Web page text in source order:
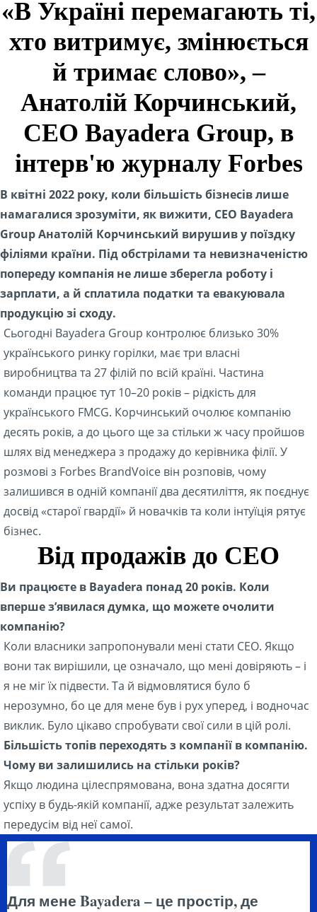
«В Україні перемагають ті,
хто витримує, змінюється
й тримає слово», –
Анатолій Корчинський,
CEO Bayadera Group, в
інтерв'ю журналу Forbes
В квітні 2022 року, коли більшість бізнесів лише
намагалися зрозуміти, як вижити, CEO Bayadera
Group Анатолій Корчинський вирушив у поїздку
філіями країни. Під обстрілами та невизначеністю
попереду компанія не лише зберегла роботу і
зарплати, а й сплатила податки та евакуювала
продукцію зі сходу.
Сьогодні Bayadera Group контролює близько 30%
українського ринку горілки, має три власні
виробництва та 27 філій по всій країні. Частина
команди працює тут 10–20 років – рідкість для
українського FMCG. Корчинський очолює компанію
десять років, а до цього ще за стільки ж часу пройшов
шлях від менеджера з продажу до керівника філії. У
розмові з Forbes BrandVoice він розповів, чому
залишився в одній компанії два десятиліття, як поєднує
досвід «старої гвардії» й новачків та коли інтуїція рятує
бізнес.
Від продажів до CEO
Ви працюєте в Bayadera понад 20 років. Коли
вперше з’явилася думка, що можете очолити
компанію?
Коли власники запропонували мені стати СЕО. Якщо
вони так вирішили, це означало, що мені довіряють – і
я не міг їх підвести. Та й відмовлятися було б
нерозумно, бо це для мене був і рух уперед, і водночас
виклик. Було цікаво спробувати свої сили в цій ролі.
Більшість топів переходять з компанії в компанію.
Чому ви залишились на стільки років?
Якщо людина цілеспрямована, вона здатна досягти
успіху в будь-якій компанії, адже результат залежить
передусім від неї самої.
Для мене Bayadera – це простір, де